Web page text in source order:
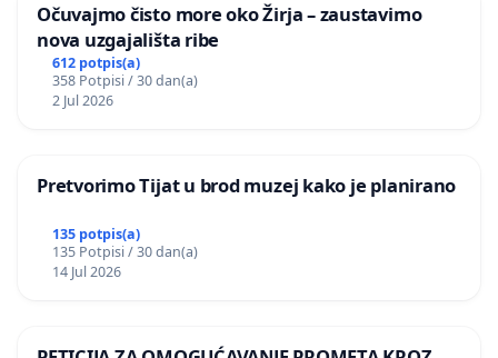
Očuvajmo čisto more oko Žirja – zaustavimo
nova uzgajališta ribe
612 potpis(a)
358 Potpisi / 30 dan(a)
2 Jul 2026
Pretvorimo Tijat u brod muzej kako je planirano
135 potpis(a)
135 Potpisi / 30 dan(a)
14 Jul 2026